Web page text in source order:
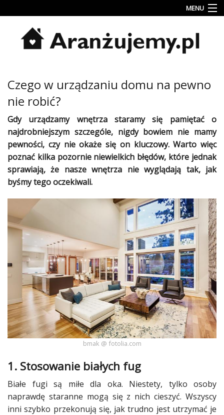
MENU
Inspiracje
wnętrz
Jesienne
Konkursy
Najlepsze
Kategorie
Dodaj
«
Dodaj
Dodaj
Dodaj
galerię
Dodaj
artykuł
Czego w urządzaniu domu na pewno
nie robić?
Gdy urządzamy wnętrzastaramy się pamiętać o
najdrobniejszym szczególe, nigdy bowiem nie mamy
pewności, czy nie okaże się on kluczowy. Warto więc
poznać kilka pozornie niewielkich błędów, które jednak
sprawiają, że naszewnętrza nie wyglądają tak, jak
byśmy tego oczekiwali.
bmak @ fotolia.com
1. Stosowanie białych fug
Białe fugi są miłe dla oka. Niestety, tylko osoby
naprawdę staranne mogą się z nich cieszyć. Wszyscy
inni szybko przekonują się, jak trudno jest utrzymać je